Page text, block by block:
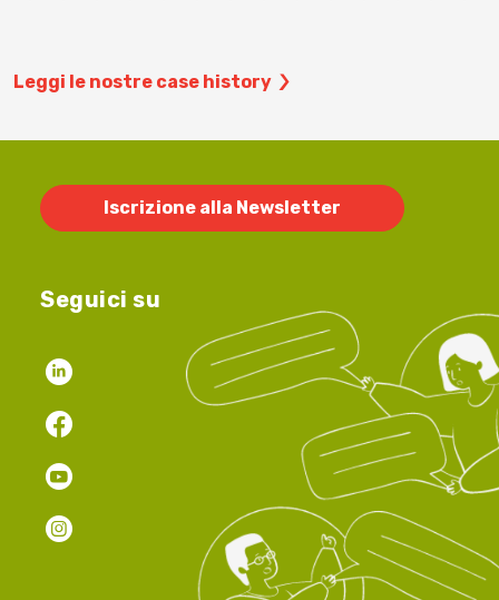
Leggi le nostre case history
Iscrizione alla Newsletter
Seguici su